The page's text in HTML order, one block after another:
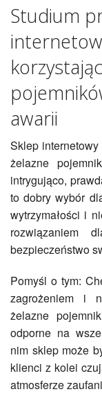
Studium
awarii
Sklep
żelazne
intrygująco,
to dobry wybór
wytrzymałości i
rozwiązaniem
bezpieczeństwo
Pomyśl o tym:
zagrożeniem i
żelazne
odporne na
nim sklep może
klienci z kolei
atmosferze